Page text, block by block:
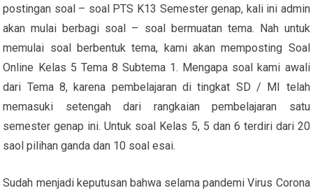
postingan soal – soal PTS K13 Semester genap, kali ini admin
akan mulai berbagi soal – soal bermuatan tema. Nah untuk
memulai soal berbentuk tema, kami akan memposting Soal
Online Kelas 5 Tema 8 Subtema 1. Mengapa soal kami awali
dari Tema 8, karena pembelajaran di tingkat SD / MI telah
memasuki setengah dari rangkaian pembelajaran satu
semester genap ini. Untuk soal Kelas 5, 5 dan 6 terdiri dari 20
saol pilihan ganda dan 10 soal esai.
Sudah menjadi keputusan bahwa selama pandemi Virus Corona